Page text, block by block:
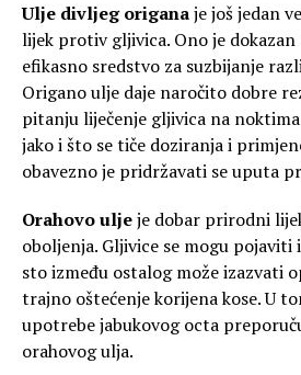
Ulje divljeg origanaje još jedan
lijek protiv gljivica. Ono je
efikasno sredstvo za suzbijanje
Origano ulje daje naročito dobre
pitanju liječenje gljivica na
jako i što se tiče doziranja i
obavezno je pridržavati se uputa
Orahovo uljeje dobar prirodni
oboljenja. Gljivice se mogu pojaviti
sto između ostalog može izazvati
trajno oštećenje korijena kose. U
upotrebe jabukovog octa
orahovog ulja.